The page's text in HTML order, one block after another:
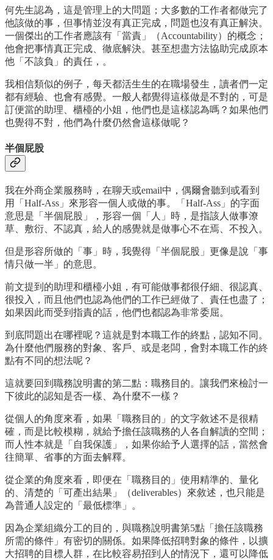
何先生認為，這是管理上的大問題；大多數的工作者都做完了
他該做的事，但事情並沒有真正完成，問題也沒有真正解決。
一個傑出的工作者應該有「當責」（Accountability）的概念；
他會把事情真正完成、徹底解決。甚至想盡方法協助完成原本
他「不該負」的責任，。
我相信類似的例子，每天都活生生的在職場發生，讀者們一定
都有經驗、也會有感覺。一般人都覺得這樣做是不對的，可是
訂便當的助理、櫃檯的小姐，他們也是這樣認為嗎？如果他們
也覺得不對，他們為什麼仍然會這樣做呢？
半個屁股
我在外商企業服務時，在聊天或email中，偶爾會聽到或看到
用「Half-Ass」來形容一個人或做的事。「Half-Ass」的字面
意思是「半個屁股」，形容一個「人」時，是指該人做事潦
草、敷衍、不認真，給人的感覺就是做事心不在焉、不投入。
但是形容所做的「事」時，我覺得「半個屁股」更像是說「事
情只做一半」的意思。
前文提到的助理和櫃檯小姐，有可能做事都很仔細、很認真、
很投入，而且他們也認為他們的工作已經做了、責任也盡了；
如果因此而受到指責的話，他們也都認為非常委屈。
到底問題出在哪裡呢？這就是對本職工作的終點，認知不同。
為什麼他們服務的對象、客戶、或是老闆，會對本職工作的終
點有不同的想法呢？
這就要回到職務說明書的第二點：職務目的。讓我們來檢討一
下彼此的認知是否一樣、為什麼不一樣？
從個人的角度來看，如果「職務目的」的文字敘述不是很精
確，而是比較模糊，就給予擔任該職務的人各自解讀的空間；
而人性本就是「自我保護」，如果你給予人選擇的話，當然會
往簡單、省事的方面去解釋。
從企業的角度來看，即便在「職務目的」使用精準的、量化
的、清楚的「可產出結果」（deliverables）來敘述，也只能是
為普通人設定的「最低標準」。
因為企業組織分工的目的，與職務說明書第5點「擔任該職務
所需的條件」有密切的關係。如果降低招聘對象的條件，以擴
大招聘的目標人群，在比較容易招到人的情況下，還可以降低